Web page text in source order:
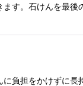
す。石けんを最
負担をかけずに